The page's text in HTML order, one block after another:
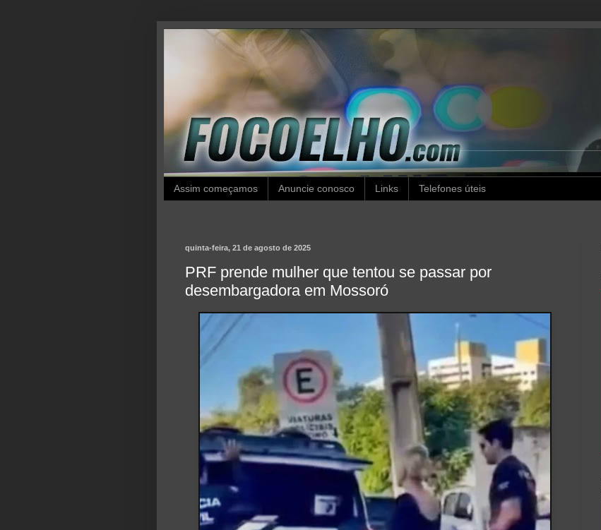
Assim começamos Anuncie conosco Links Telefones úteis
quinta-feira, 21 de agosto de 2025
PRF prende mulher que tentou se passar por
desembargadora em Mossoró